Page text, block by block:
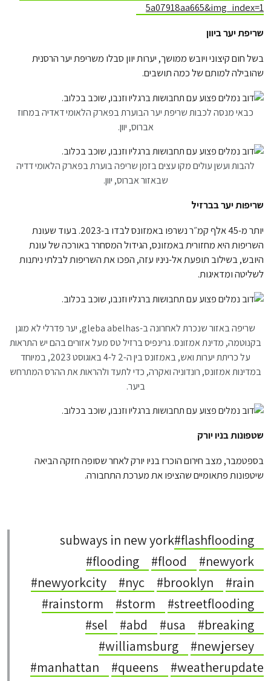
5a07918aa665&img_index=1
שריפת יער ביוון
בשל חום קיצוני ויובש ממושך, יערות יוון סבלו משריפת יער הרסנית
שהובילה למותם של כמה תושבים.
כבאי מנסה לכבות שריפת יער הבוערת בפארק הלאומי דאדיה במחוז
אברוס, יוון.
להבות ועשן עולים מקו עצים בזמן שריפה בוערת בפארק הלאומי דדיה
שבאזור אברוס, יוון.
שריפות יער בברזיל
יותר מ-45 אלף קמ״ר נשרפו באמזונס לבדו ב-2023. בעוד שעונת
השריפות היא מחזורית באמזונס, הגידול המסחרר באורכה של עונת
היובש, בשילוב תופעת אל-ניניו עזה, הפכו את השריפות לבלתי ניתנות
לשליטה ומדאיגות.
שריפה באזור שנכרת לאחרונה ב-gleba abelhas, יער פדרלי לא מוגן
בקנוטמה, מדינת אמזונס. גרינפיס ברזיל טס מעל אזורים בהם יש התראות
על כריתת יערות ואש, באמזונס בין ה-2 ל-4 באוגוסט 2023, במיוחד
במדינות אמזונס, רונדוניה ואקרה, כדי לתעד ולהראות את ההרס המתרחש
ביער.
שטפונות בניו יורק
בספטמבר, מצב חירום הוכרז בניו יורק לאחר שסופה חזקה הביאה
שיטפונות פתאומיים שהציפו את מערכת התחבורה.
subways in new york#flashflooding
#flooding
#flood
#newyork
#newyorkcity
#nyc #brooklyn
#rain
#rainstorm
#storm
#streetflooding
#sel
#abd #usa
#breaking
#williamsburg
#newjersey
#manhattan
#queens #weatherupdate